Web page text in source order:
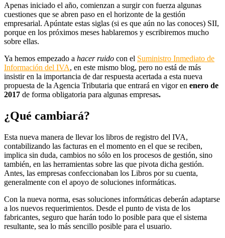
Apenas iniciado el año, comienzan a surgir con fuerza algunas
cuestiones que se abren paso en el horizonte de la gestión
empresarial. Apúntate estas siglas (si es que aún no las conoces) SII,
porque en los próximos meses hablaremos y escribiremos mucho
sobre ellas.
Ya hemos empezado a hacer ruido con el Suministro Inmediato de
Información del IVA, en este mismo blog, pero no está de más
insistir en la importancia de dar respuesta acertada a esta nueva
propuesta de la Agencia Tributaria que entrará en vigor en enero de
2017 de forma obligatoria para algunas empresas.
¿Qué cambiará?
Esta nueva manera de llevar los libros de registro del IVA,
contabilizando las facturas en el momento en el que se reciben,
implica sin duda, cambios no sólo en los procesos de gestión, sino
también, en las herramientas sobre las que pivota dicha gestión.
Antes, las empresas confeccionaban los Libros por su cuenta,
generalmente con el apoyo de soluciones informáticas.
Con la nueva norma, esas soluciones informáticas deberán adaptarse
a los nuevos requerimientos. Desde el punto de vista de los
fabricantes, seguro que harán todo lo posible para que el sistema
resultante, sea lo más sencillo posible para el usuario.